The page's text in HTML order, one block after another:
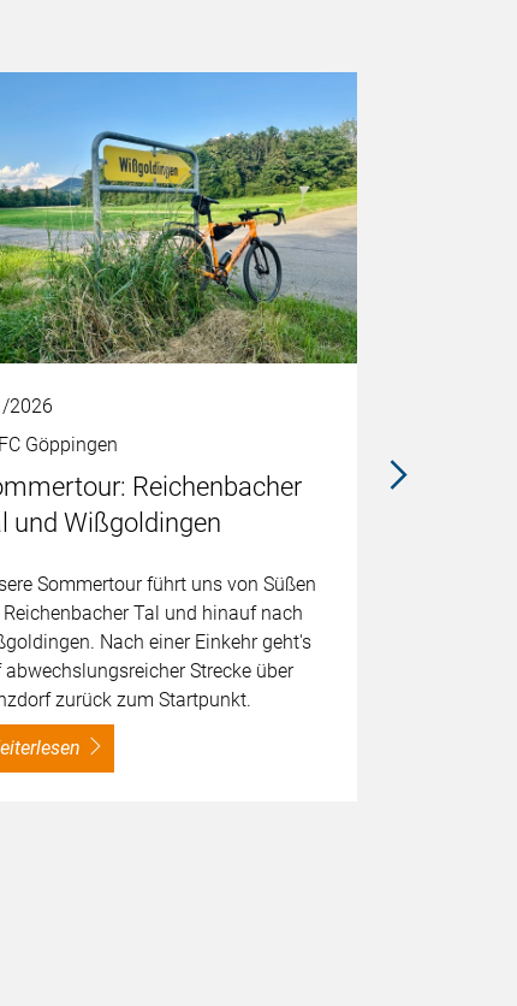
2026
Göppingen
Reichenbacher
und Wißgoldingen
Sommertour führt uns von Süßen
Tal und hinauf nach
Nach einer Einkehr geht's
abwechslungsreicher Strecke über
zurück zum Startpunkt.
weiterlesen